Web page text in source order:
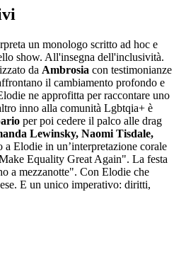
un monologo scritto ad hoc e
show. All'insegna dell'inclusività.
da Ambrosia con testimonianze
il cambiamento profondo e
ne approfitta per raccontare uno
inno alla comunità Lgbtqia+ è
per poi cedere il palco alle drag
Lewinsky, Naomi Tisdale,
a Elodie in un’interpretazione corale
Equality Great Again". La festa
a mezzanotte". Con Elodie che
E un unico imperativo: diritti,